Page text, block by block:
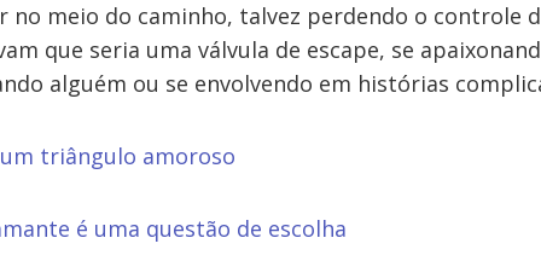
no meio do caminho, talvez perdendo o controle
que seria uma válvula de escape, se
alguém ou se envolvendo em histórias
triângulo amoroso
é uma questão de escolha